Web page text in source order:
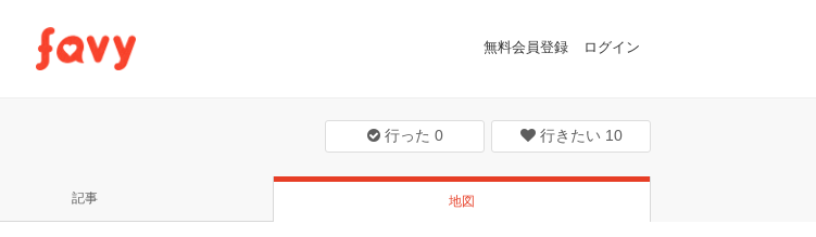
無料会員登録 ログイン
行った 0 行きたい 10
記事 地図